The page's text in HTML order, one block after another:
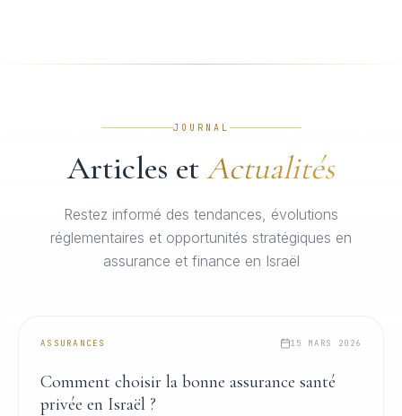
JOURNAL
Articles etActualités
Restez informé des tendances, évolutions
réglementaires et opportunités stratégiques en
assurance et finance en Israël
ASSURANCES 15 MARS 2026
Comment choisir la bonne assurance santé
privée en Israël ?